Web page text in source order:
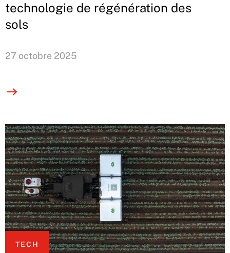
technologie de régénération des
sols
27 octobre 2025
TECH